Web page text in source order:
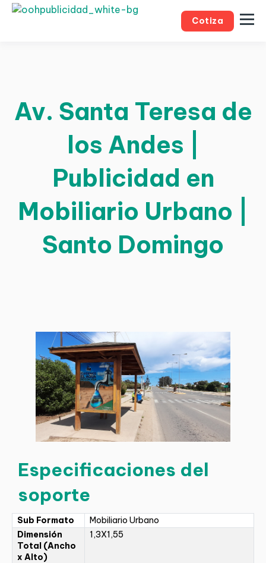
Cotiza
Av. Santa Teresa de
los Andes |
Publicidad en
Mobiliario Urbano |
Santo Domingo
Especificaciones del
soporte
Sub Formato
Mobiliario Urbano
Dimensión
Total (Ancho
x Alto)
1,3X1,55